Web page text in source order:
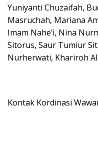
Yuniyanti Chuzaifah,
Masruchah, Mariana
Imam Nahe’i, Nina
Sitorus, Saur Tumiur
Nurherwati, Khariroh
Kontak Kordinasi